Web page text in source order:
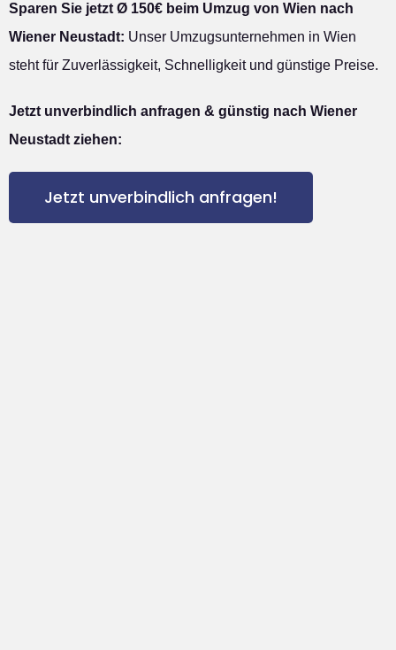
Sparen Sie jetzt Ø 150€ beim Umzug von Wien nach
Wiener Neustadt: Unser Umzugsunternehmen in Wien
steht für Zuverlässigkeit, Schnelligkeit und günstige Preise.
Jetzt unverbindlich anfragen & günstig nach Wiener
Neustadt ziehen:
Jetzt unverbindlich anfragen!